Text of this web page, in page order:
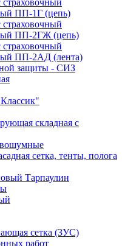
ПП-1Г (цепь)
ПП-2ГЖ (цепь)
ПП-2АД (лента)
защиты - СИЗ
складная с
сетка, тенты, полога
Тарпаулин
сетка (ЗУС)
работ